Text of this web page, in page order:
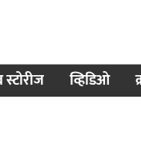
व्हिडिओ